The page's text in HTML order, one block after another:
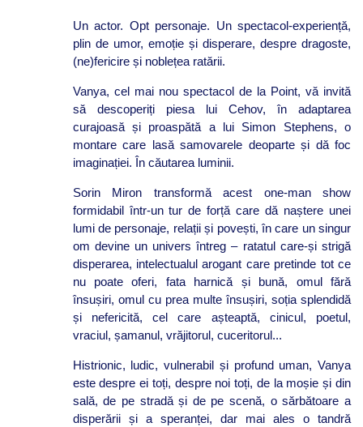
Un actor. Opt personaje. Un spectacol-experiență,
plin de umor, emoție și disperare, despre dragoste,
(ne)fericire și noblețea ratării.
Vanya, cel mai nou spectacol de la Point, vă invită
să descoperiți piesa lui Cehov, în adaptarea
curajoasă și proaspătă a lui Simon Stephens, o
montare care lasă samovarele deoparte și dă foc
imaginației. În căutarea luminii.
Sorin Miron transformă acest one-man show
formidabil într-un tur de forță care dă naștere unei
lumi de personaje, relații și povești, în care un singur
om devine un univers întreg – ratatul care-și strigă
disperarea, intelectualul arogant care pretinde tot ce
nu poate oferi, fata harnică și bună, omul fără
însușiri, omul cu prea multe însușiri, soția splendidă
și nefericită, cel care așteaptă, cinicul, poetul,
vraciul, șamanul, vrăjitorul, cuceritorul...
Histrionic, ludic, vulnerabil și profund uman, Vanya
este despre ei toți, despre noi toți, de la moșie și din
sală, de pe stradă și de pe scenă, o sărbătoare a
disperării și a speranței, dar mai ales o tandră